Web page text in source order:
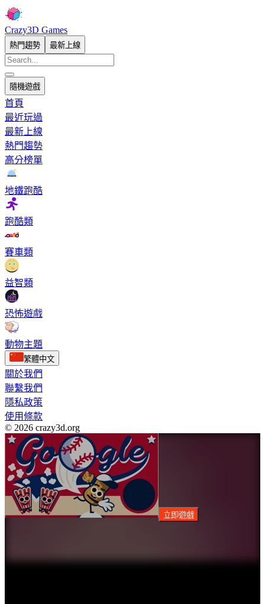
Crazy3D Games
熱門趨勢 最新上線
隨機遊戲
首頁
最近玩過
最新上線
熱門趨勢
高分榜單
地鐵跑酷
跑酷類
賽車類
益智類
恐怖遊戲
動物主題
繁體中文
關於我們
聯繫我們
隱私政策
使用條款
© 2026 crazy3d.org
立即遊戲